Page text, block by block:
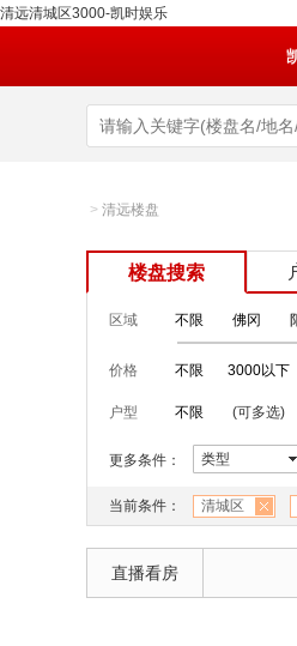
清远清城区3000-凯时娱乐
> 清远楼盘
楼盘搜索
区域 不限 佛冈
价格 不限 3000以下
户型 不限 (可多选)
更多条件： 类型
当前条件： 清城区
直播看房